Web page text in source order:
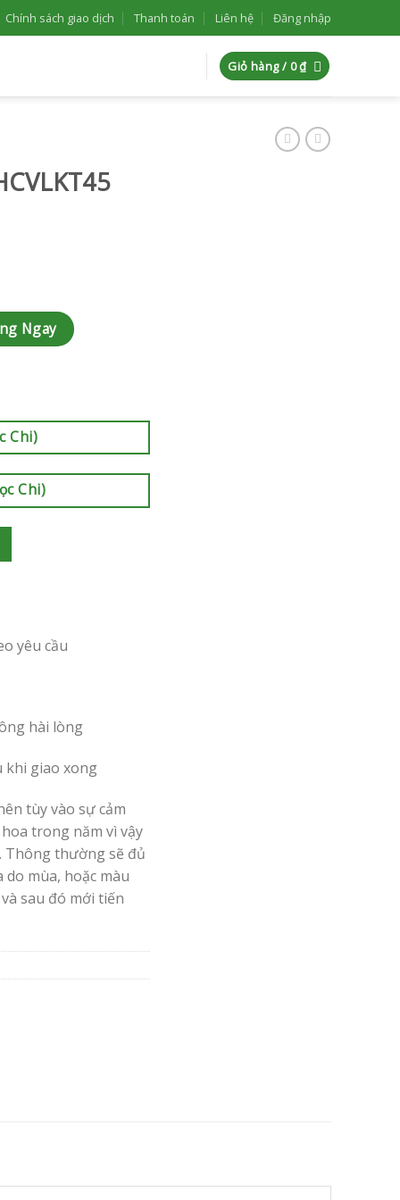
Chính sách giao dịch Thanh toán Liên hệ Đăng nhập
Giỏ hàng / 0₫
Ngay
Chi)
Chi)
yêu cầu
hài lòng
khi giao xong
tùy vào sự cảm
trong năm vì vậy
Thông thường sẽ đủ
mùa, hoặc màu
sau đó mới tiến